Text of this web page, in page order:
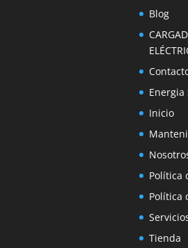
Blog
Energia
Inicio
Política
Política
Tienda